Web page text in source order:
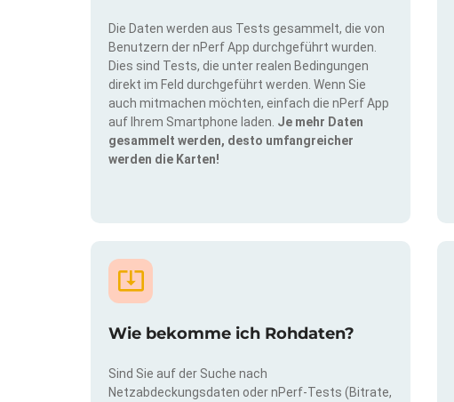
Die Daten werden aus Tests gesammelt, die von
Benutzern der nPerf App durchgeführt wurden.
Dies sind Tests, die unter realen Bedingungen
direkt im Feld durchgeführt werden. Wenn Sie
auch mitmachen möchten, einfach die nPerf App
auf Ihrem Smartphone laden. Je mehr Daten
gesammelt werden, desto umfangreicher
werden die Karten!
Wie bekomme ich Rohdaten?
Sind Sie auf der Suche nach
Netzabdeckungsdaten oder nPerf-Tests (Bitrate,